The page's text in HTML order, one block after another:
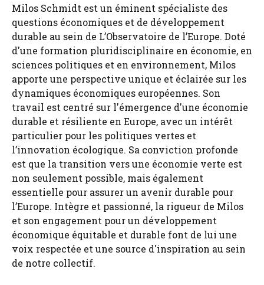
Milos Schmidt est un éminent spécialiste des
questions économiques et de développement
durable au sein de L’Observatoire de l’Europe. Doté
d'une formation pluridisciplinaire en économie, en
sciences politiques et en environnement, Milos
apporte une perspective unique et éclairée sur les
dynamiques économiques européennes. Son
travail est centré sur l'émergence d'une économie
durable et résiliente en Europe, avec un intérêt
particulier pour les politiques vertes et
l’innovation écologique. Sa conviction profonde
est que la transition vers une économie verte est
non seulement possible, mais également
essentielle pour assurer un avenir durable pour
l’Europe. Intègre et passionné, la rigueur de Milos
et son engagement pour un développement
économique équitable et durable font de lui une
voix respectée et une source d'inspiration au sein
de notre collectif.